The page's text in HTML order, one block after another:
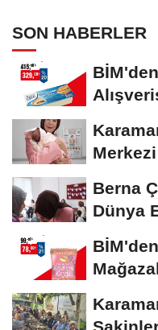
SON HABERLER
Berna
Dünya